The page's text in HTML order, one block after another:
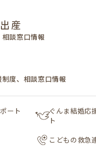
産
談窓口情報
度、相談窓口情報
ート
ぐんま結婚応
ト
こどもの救急